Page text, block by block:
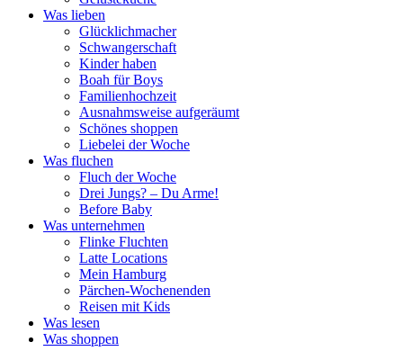
Was lieben
Glücklichmacher
Schwangerschaft
Kinder haben
Boah für Boys
Familienhochzeit
Ausnahmsweise aufgeräumt
Schönes shoppen
Liebelei der Woche
Was fluchen
Fluch der Woche
Drei Jungs? – Du Arme!
Before Baby
Was unternehmen
Flinke Fluchten
Latte Locations
Mein Hamburg
Pärchen-Wochenenden
Reisen mit Kids
Was lesen
Was shoppen